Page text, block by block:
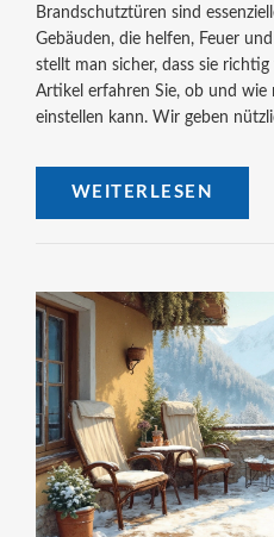
Brandschutztüren sind
Gebäuden, die helfen, Feuer
stellt man sicher, dass sie
Artikel erfahren Sie, ob und wie
einstellen kann. Wir geben
Sicherheit Ihres Zuhauses zu
WEITERLESEN